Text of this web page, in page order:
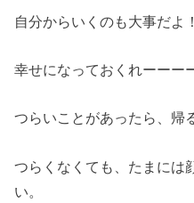
自分からいくのも大事だよ！
幸せになっておくれーーー
つらいことがあったら、帰
つらくなくても、たまには
い。